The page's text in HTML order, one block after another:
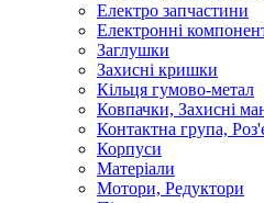
Електро запчастини
Електронні
Заглушки
Захисні кришки
Кільця гумово-метал
Ковпачки, Захисні
Контактна група,
Корпуси
Матеріали
Мотори, Редуктори